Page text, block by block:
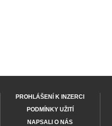
PROHLÁŠENÍ K INZERCI
PODMÍNKY UŽITÍ
NAPSALI O NÁS